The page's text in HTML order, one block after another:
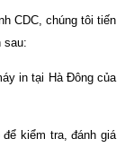
CDC, chúng tôi tiến
sau:
in tại Hà Đông của
kiểm tra, đánh giá